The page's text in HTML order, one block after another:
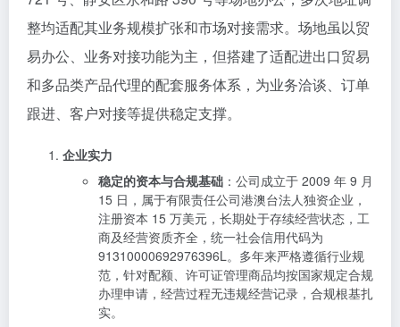
整均适配其业务规模扩张和市场对接需求。场地虽以贸
易办公、业务对接功能为主，但搭建了适配进出口贸易
和多品类产品代理的配套服务体系，为业务洽谈、订单
跟进、客户对接等提供稳定支撑。
企业实力
稳定的资本与合规基础 ：公司成立于 2009 年 9 月
15 日，属于有限责任公司港澳台法人独资企业，
注册资本 15 万美元，长期处于存续经营状态，工
商及经营资质齐全，统一社会信用代码为
91310000692976396L。多年来严格遵循行业规
范，针对配额、许可证管理商品均按国家规定合规
办理申请，经营过程无违规经营记录，合规根基扎
实。